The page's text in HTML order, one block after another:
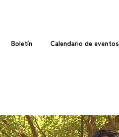
Boletín Calendario de eventos